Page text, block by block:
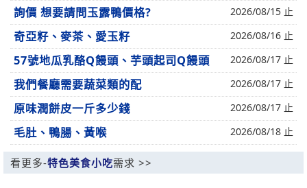
詢價 想要請問玉露鴨價格? 2026/08/15 止
奇亞籽、麥茶、愛玉籽 2026/08/16 止
57號地瓜乳酪Q饅頭、芋頭起司Q饅頭 2026/08/17 止
我們餐廳需要蔬菜類的配 2026/08/17 止
原味潤餅皮一斤多少錢 2026/08/17 止
毛肚、鴨腸、黃喉 2026/08/18 止
看更多-特色美食小吃需求 >>